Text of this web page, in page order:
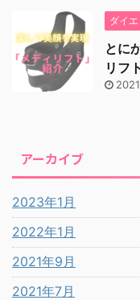
ダイ
とに
リフト
アーカイブ
2023年1月
2022年1月
2021年9月
2021年7月